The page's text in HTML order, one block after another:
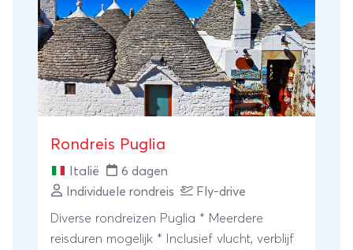
Rondreis Puglia
Italië
6 dagen
Individuele rondreis
Fly-drive
Diverse rondreizen Puglia * Meerdere
reisduren mogelijk * Inclusief vlucht, verblijf